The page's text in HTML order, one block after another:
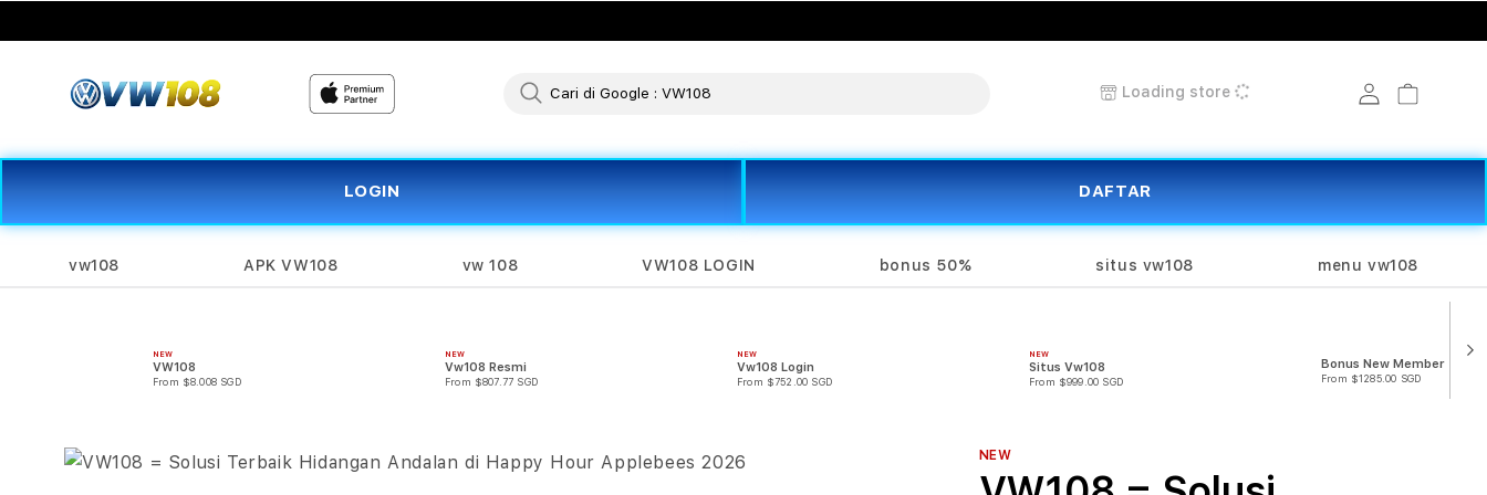
Loading store Log in Cart
LOGIN DAFTAR
vw108 APK VW108 vw 108 VW108 LOGIN bonus 50% situs vw108 menu vw108
NEW
VW108
From $8.008 SGD
NEW
Vw108 Resmi
From $807.77 SGD
NEW
Vw108 Login
From $752.00 SGD
NEW
Situs Vw108
From $999.00 SGD
Bonus New Member 50%
From $1285.00 SGD
Skip to
product
NEW